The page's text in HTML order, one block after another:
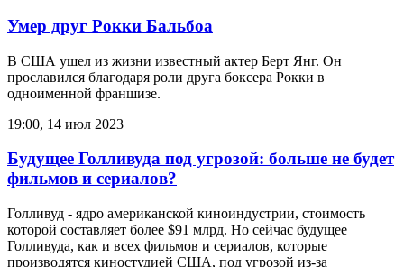
Умер друг Рокки Бальбоа
В США ушел из жизни известный актер Берт Янг. Он
прославился благодаря роли друга боксера Рокки в
одноименной франшизе.
19:00, 14 июл 2023
Будущее Голливуда под угрозой: больше не будет
фильмов и сериалов?
Голливуд - ядро американской киноиндустрии, стоимость
которой составляет более $91 млрд. Но сейчас будущее
Голливуда, как и всех фильмов и сериалов, которые
производятся киностудией США, под угрозой из-за